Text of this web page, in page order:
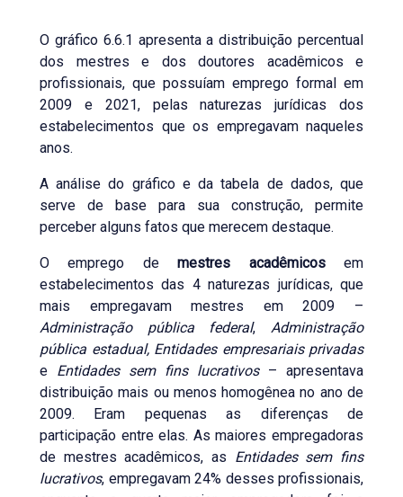
O gráfico 6.6.1 apresenta a distribuição percentual
dos mestres e dos doutores acadêmicos e
profissionais, que possuíam emprego formal em
2009 e 2021, pelas naturezas jurídicas dos
estabelecimentos que os empregavam naqueles
anos.
A análise do gráfico e da tabela de dados, que
serve de base para sua construção, permite
perceber alguns fatos que merecem destaque.
O emprego demestres acadêmicosem
estabelecimentos das 4 naturezas jurídicas, que
mais empregavam mestres em 2009 –
Administração pública federal,Administração
pública estadual, Entidades empresariais privadas
e Entidades sem fins lucrativos– apresentava
distribuição mais ou menos homogênea no ano de
2009. Eram pequenas as diferenças de
participação entre elas. As maiores empregadoras
de mestres acadêmicos, as Entidades sem fins
lucrativos, empregavam 24% desses profissionais,